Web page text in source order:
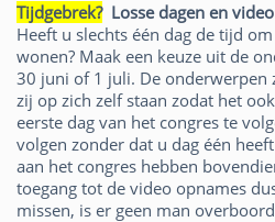
Tijdgebrek?Losse dagen en
Heeft u slechts één dag de tijd
wonen? Maak een keuze uit de
30 juni of 1 juli. De onderwerpen
zij op zich zelf staan zodat het
eerste dag van het congres te
volgen zonder dat u dag één
aan het congres hebben
toegang tot de video opnames
missen, is er geen man